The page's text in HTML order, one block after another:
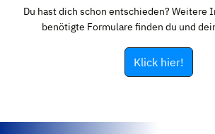
Du hast dich schon entschieden? Weitere
benötigte Formulare finden du und
Klick hier!